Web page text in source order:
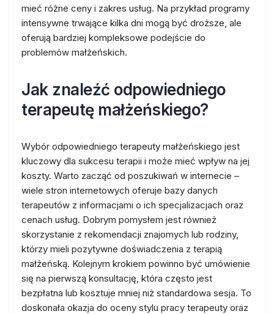
mieć różne ceny i zakres usług. Na przykład programy
intensywne trwające kilka dni mogą być droższe, ale
oferują bardziej kompleksowe podejście do
problemów małżeńskich.
Jak znaleźć odpowiedniego
terapeutę małżeńskiego?
Wybór odpowiedniego terapeuty małżeńskiego jest
kluczowy dla sukcesu terapii i może mieć wpływ na jej
koszty. Warto zacząć od poszukiwań w internecie –
wiele stron internetowych oferuje bazy danych
terapeutów z informacjami o ich specjalizacjach oraz
cenach usług. Dobrym pomysłem jest również
skorzystanie z rekomendacji znajomych lub rodziny,
którzy mieli pozytywne doświadczenia z terapią
małżeńską. Kolejnym krokiem powinno być umówienie
się na pierwszą konsultację, która często jest
bezpłatna lub kosztuje mniej niż standardowa sesja. To
doskonała okazja do oceny stylu pracy terapeuty oraz